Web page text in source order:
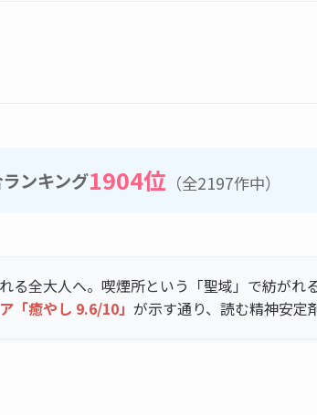
ンキング1904位（全2197作中）
る全大人へ。喫煙所という「聖域」で紡がれ
「癒やし 9.6/10」 が示す通り、読む精神安定